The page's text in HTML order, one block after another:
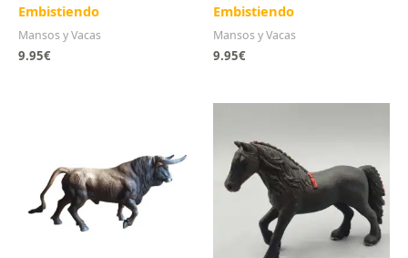
Embistiendo
Mansos y Vacas
9.95€
Embistiendo
Mansos y Vacas
9.95€